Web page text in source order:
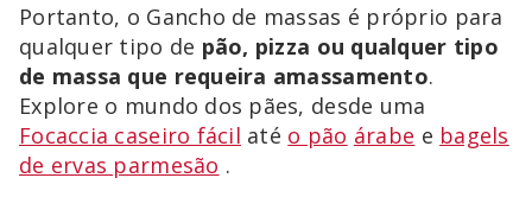
Portanto, o Gancho de massas é próprio para
qualquer tipo de pão, pizza ou qualquer tipo
de massa que requeira amassamento.
Explore o mundo dos pães, desde uma
Focaccia caseiro fácil até o pão árabe e bagels
de ervas parmesão .